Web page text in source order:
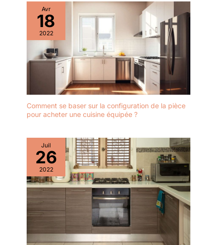
Avr
18
2022
Comment se baser sur la configuration de la pièce
pour acheter une cuisine équipée ?
Juil
26
2022